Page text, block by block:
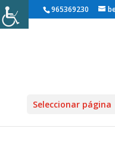
965369230
Seleccionar página
Inicio1»Noticias»